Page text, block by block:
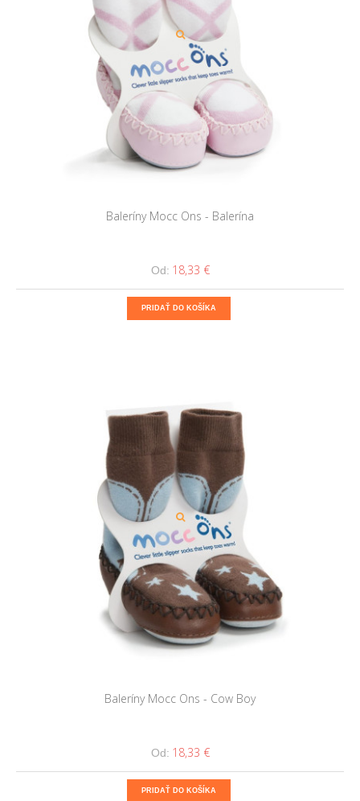
Baleríny Mocc Ons - Balerína
Od: 18,33 €
PRIDAŤ DO KOŠÍKA
Baleríny Mocc Ons - Cow Boy
Od: 18,33 €
PRIDAŤ DO KOŠÍKA